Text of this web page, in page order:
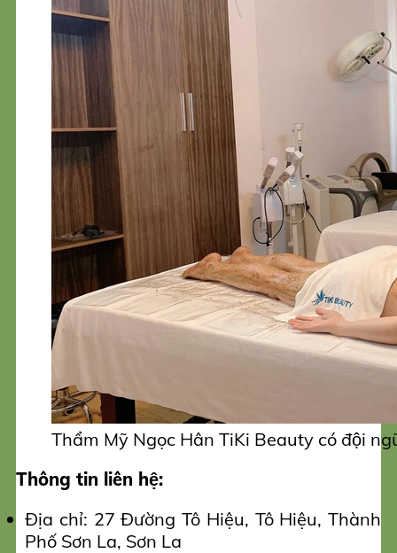
Thẩm Mỹ Ngọc Hân TiKi Beauty có đội
Thông tin liên hệ:
Địa chỉ: 27 Đường Tô Hiệu, Tô Hiệu, Thành
Phố Sơn La, Sơn La